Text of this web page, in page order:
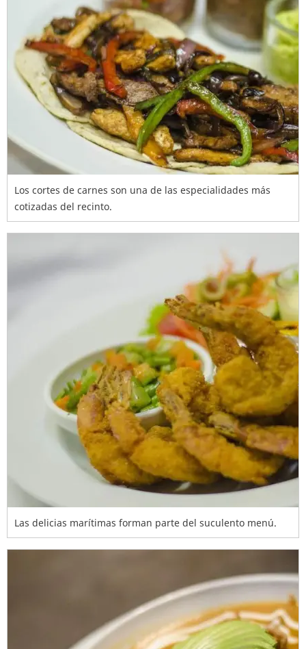
Los cortes de carnes son una de las especialidades más
cotizadas del recinto.
Las delicias marítimas forman parte del suculento menú.